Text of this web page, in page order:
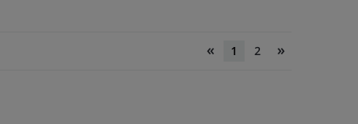
« 1 2 »